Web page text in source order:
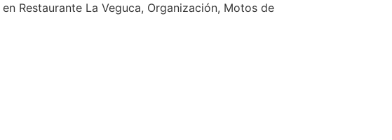
Restaurante La Veguca, Organización, Motos de